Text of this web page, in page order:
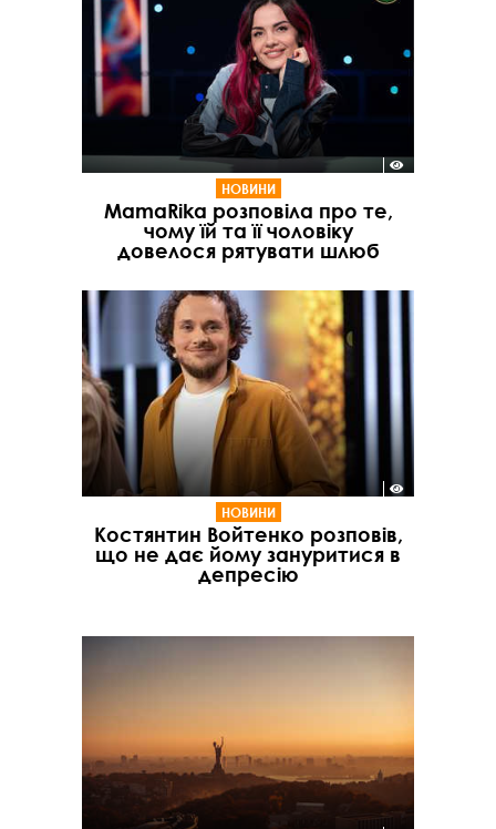
НОВИНИ
MamaRika розповіла про те,
чому їй та її чоловіку
довелося рятувати шлюб
НОВИНИ
Костянтин Войтенко розповів,
що не дає йому зануритися в
депресію